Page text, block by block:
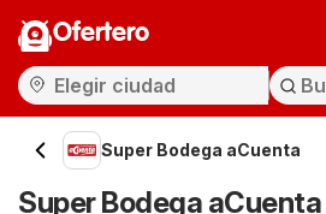
Ofertero
Super Bodega aCuenta
Super Bodega